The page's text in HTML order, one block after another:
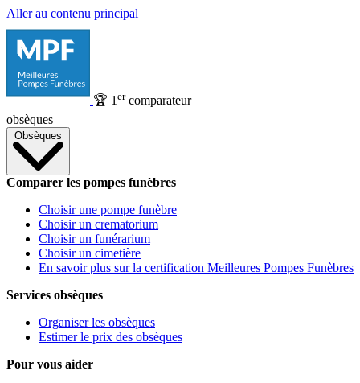
Aller au contenu principal
🏆 1 ercomparateur
obsèques
Obsèques
Comparer les pompes funèbres
Choisir une pompe funèbre
Choisir un crematorium
Choisir un funérarium
Choisir un cimetière
En savoir plus sur la certification Meilleures Pompes Funèbres
Services obsèques
Organiser les obsèques
Estimer le prix des obsèques
Pour vous aider